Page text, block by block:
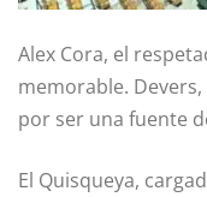
Alex Cora, el
memorable.
por ser una fuente
El Quisqueya,